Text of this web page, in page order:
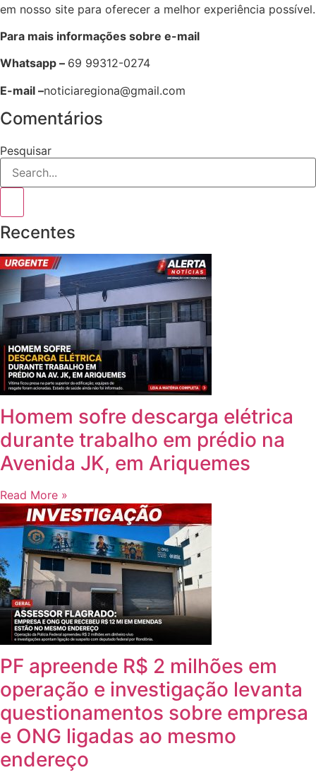
em nosso site para oferecer a melhor experiência possível.
Para mais informações sobre e-mail
Whatsapp – 69 99312-0274
E-mail –noticiaregiona@gmail.com
Comentários
Pesquisar
Recentes
Homem sofre descarga elétrica
durante trabalho em prédio na
Avenida JK, em Ariquemes
Read More »
PF apreende R$ 2 milhões em
operação e investigação levanta
questionamentos sobre empresa
e ONG ligadas ao mesmo
endereço